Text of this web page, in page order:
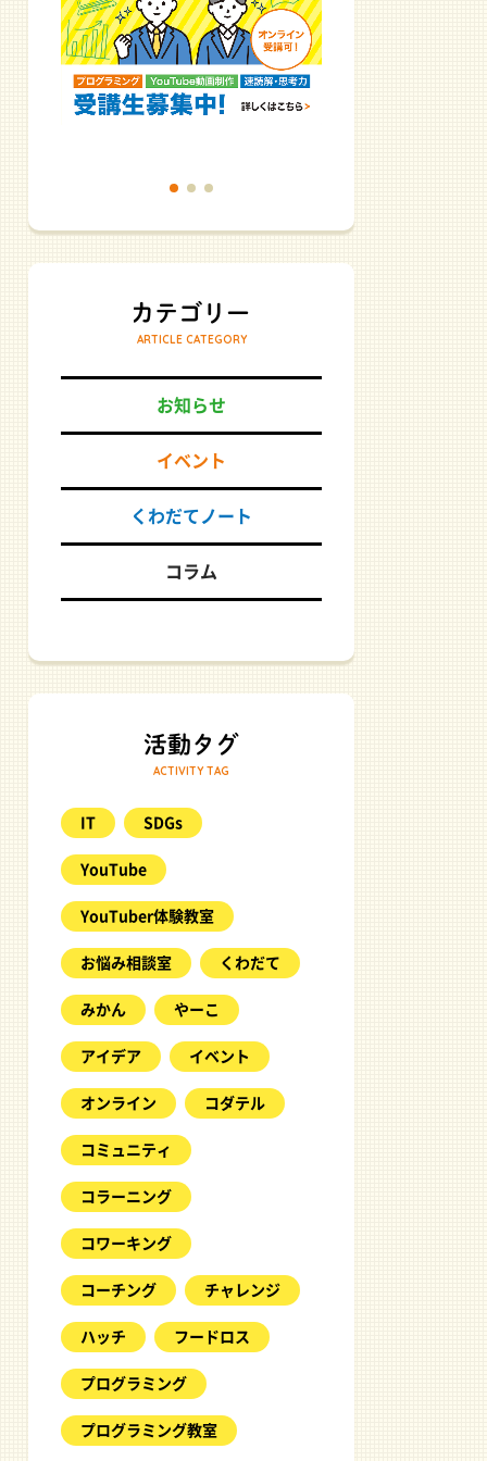
ARTICLE CATEGORY
お知らせ
イベント
くわだてノート
コラム
ACTIVITY TAG
IT SDGs
YouTube
YouTuber体験教室
お悩み相談室 くわだて
みかん やーこ
アイデア イベント
オンライン コダテル
コミュニティ
コラーニング
コワーキング
コーチング チャレンジ
ハッチ フードロス
プログラミング
プログラミング教室